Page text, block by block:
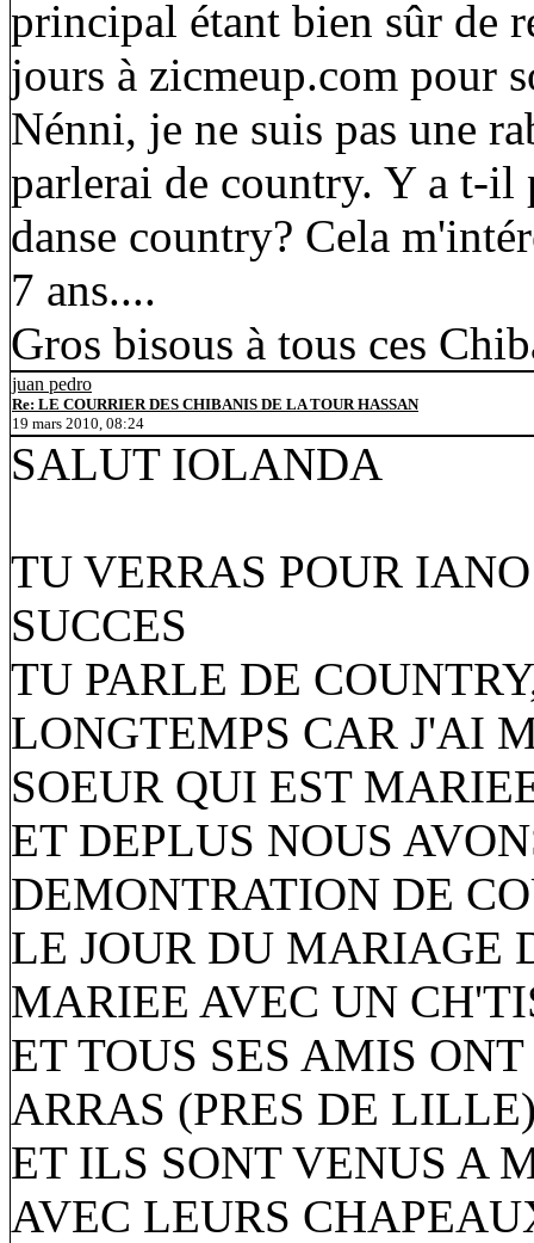
principal étant bien sûr de
jours à zicmeup.com pour
Nénni, je ne suis pas une
parlerai de country. Y a t-il
danse country? Cela
7 ans....
Gros bisous à tous ces
juan pedro
Re: LE COURRIER DES CHIBANIS DE LA TOUR HASSAN
19 mars 2010, 08:24
SALUT IOLANDA
TU VERRAS POUR
SUCCES
TU PARLE DE
LONGTEMPS CAR J'AI
SOEUR QUI EST
ET DEPLUS NOUS
DEMONTRATION DE
LE JOUR DU MARIAGE
MARIEE AVEC UN
ET TOUS SES AMIS
ARRAS (PRES DE
ET ILS SONT VENUS A
AVEC LEURS